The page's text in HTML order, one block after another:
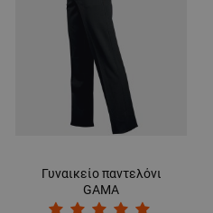
Γυναικείο παντελόνι
GAMA